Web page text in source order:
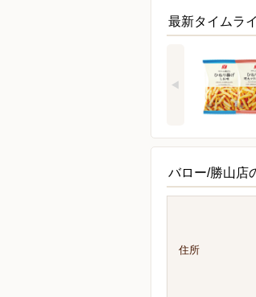
最新タイムラ
バロー/勝山店
住所